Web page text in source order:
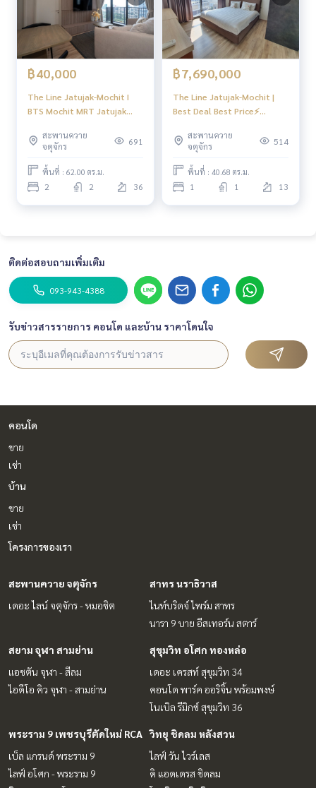
฿40,000
The Line Jatujak-Mochit I
BTS Mochit MRT Jatujak
สะพานควาย
จตุจักร
691
พื้นที่ : 62.00 ตร.ม.
2 2 36
฿7,690,000
The Line Jatujak-Mochit |
Best Deal Best Price⚡️
สวย ราคาดี วิวเมือง พร้อมเข้า
อยู่ ขายในราคา 7.69 ล้านบาท ​
สะพานควาย
จตุจักร
514
พื้นที่ : 40.68 ตร.ม.
1 1 13
ติดต่อสอบถามเพิ่มเติม
093-943-4388
รับข่าวสารรายการ คอนโด และบ้าน ราคาโดนใจ
คอนโด
ขาย
เช่า
บ้าน
ขาย
เช่า
โครงการของเรา
สะพานควาย จตุจักร
เดอะ ไลน์ จตุจักร - หมอชิต
สาทร นราธิวาส
ไนท์บริดจ์ ไพร์ม สาทร
นารา 9 บาย อีสเทอร์น สตาร์
สยาม จุฬา สามย่าน
แอชตัน จุฬา - สีลม
ไอดีโอ คิว จุฬา - สามย่าน
สุขุมวิท อโศก ทองหล่อ
เดอะ เครสท์ สุขุมวิท 34
คอนโด พาร์ค ออริจิ้น พร้อมพงษ์
โนเบิล รีมิกซ์ สุขุมวิท 36
พระราม 9 เพชรบุรีตัดใหม่ RCA
เบ็ล แกรนด์ พระราม 9
ไลฟ์ อโศก - พระราม 9
วิทยุ ชิดลม หลังสวน
ไลฟ์ วัน ไวร์เลส
ดิ แอดเดรส ชิดลม